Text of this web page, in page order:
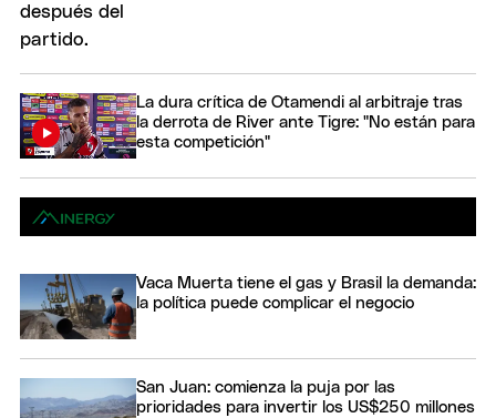
La dura crítica de Otamendi al arbitraje tras
la derrota de River ante Tigre: "No están para
esta competición"
Vaca Muerta tiene el gas y Brasil la demanda:
la política puede complicar el negocio
San Juan: comienza la puja por las
prioridades para invertir los US$250 millones